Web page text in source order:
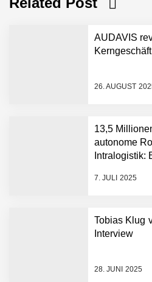
AUDAVIS
26. AUGUST
13,5
autonome
Intralogistik:
7. JULI 2025
Tobias Klug
Interview
28. JUNI 2025
Portrait
AUDAVIS
13,5